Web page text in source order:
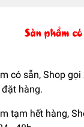
có sẵn, Shop
hàng.
tạm hết hàng,